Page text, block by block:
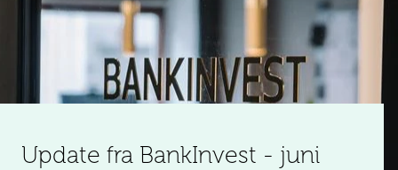
Update fra BankInvest - juni